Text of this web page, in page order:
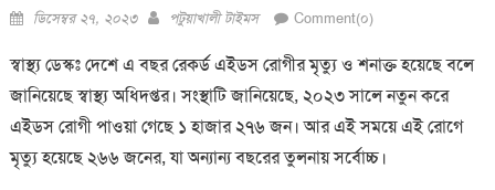
Posted
ডিসেম্বর ২৭, ২০২৩ Author
পটুয়াখালী টাইমস Comment(০)
স্বাস্থ্য ডেস্কঃ দেশে এ বছর রেকর্ড এইডস রোগীর মৃত্যু ও শনাক্ত হয়েছে বলে
জানিয়েছে স্বাস্থ্য অধিদপ্তর। সংস্থাটি জানিয়েছে, ২০২৩ সালে নতুন করে
এইডস রোগী পাওয়া গেছে ১ হাজার ২৭৬ জন। আর এই সময়ে এই রোগে
মৃত্যু হয়েছে ২৬৬ জনের, যা অন্যান্য বছরের তুলনায় সর্বোচ্চ।